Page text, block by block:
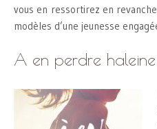
vous en ressortirez en
modèles d’une jeunesse
A en perdre